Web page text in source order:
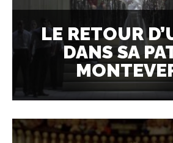
LE RETOUR
DANS SA